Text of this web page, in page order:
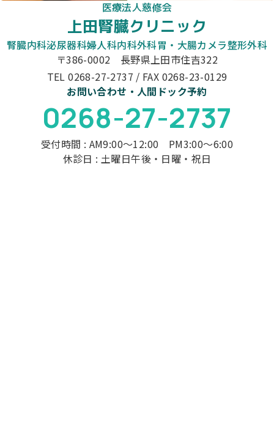
医療法人慈修会
上田腎臓クリニック
腎臓内科泌尿器科婦人科内科外科胃・大腸カメラ整形外科
〒386-0002 長野県上田市住吉322
TEL 0268-27-2737 / FAX 0268-23-0129
お問い合わせ・人間ドック予約
0268-27-2737
受付時間 : AM9:00～12:00 PM3:00～6:00
休診日 : 土曜日午後・日曜・祝日